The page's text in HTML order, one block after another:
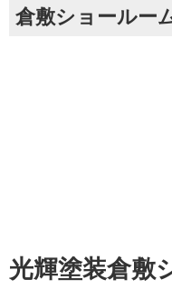
倉敷ショールー
光輝塗装倉敷